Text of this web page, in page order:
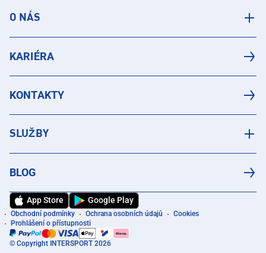
O NÁS
KARIÉRA
KONTAKTY
SLUŽBY
BLOG
App Store Google Play
Obchodní podmínky Ochrana osobních údajů
Cookies
Prohlášení o přístupnosti
© Copyright INTERSPORT 2026